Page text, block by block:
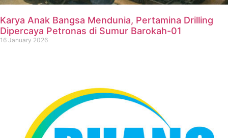
Karya Anak Bangsa Mendunia, Pertamina Drilling
Dipercaya Petronas di Sumur Barokah-01
16 January 2026